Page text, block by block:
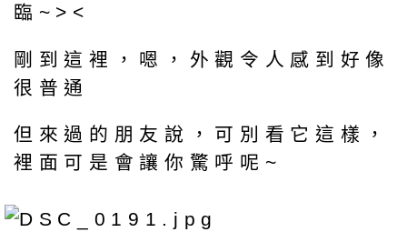
臨~><
剛到這裡，嗯，外觀令人感到好像
很普通
但來過的朋友說，可別看它這樣，
裡面可是會讓你驚呼呢~